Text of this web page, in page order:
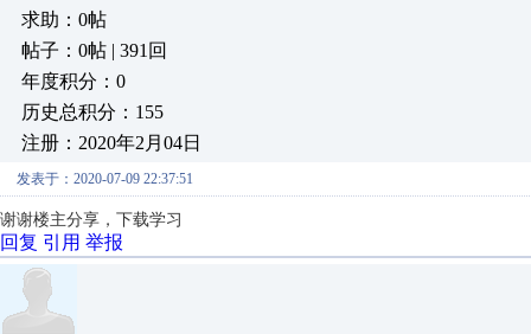
求助：0帖
帖子：0帖 | 391回
年度积分：0
历史总积分：155
注册：2020年2月04日
发表于：2020-07-09 22:37:51
谢谢楼主分享，下载学习
回复 引用 举报